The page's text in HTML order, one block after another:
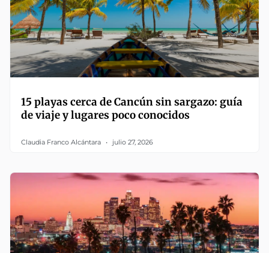
15 playas cerca de Cancún sin sargazo: guía
de viaje y lugares poco conocidos
Claudia Franco Alcántara julio 27, 2026